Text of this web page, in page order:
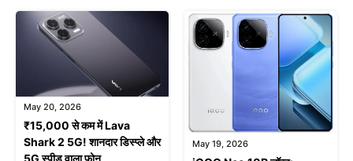
May 20, 2026
₹15,000 से कम में Lava
Shark 2 5G! शानदार डिस्प्ले और
5G स्पीड वाला फोन
May 19, 2026